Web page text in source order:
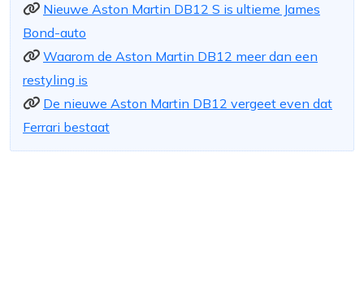
Nieuwe Aston Martin DB12 S is ultieme James
Bond-auto
Waarom de Aston Martin DB12 meer dan een
restyling is
De nieuwe Aston Martin DB12 vergeet even dat
Ferrari bestaat